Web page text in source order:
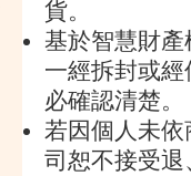
貨。
基於智慧財
一經拆封或
必確認清楚。
若因個人未
司恕不接受